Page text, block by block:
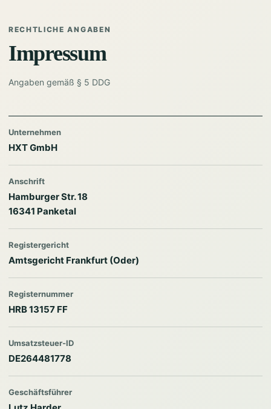
RECHTLICHE ANGABEN
Impressum
Angaben gemäß § 5 DDG
Unternehmen
HXT GmbH
Anschrift
Hamburger Str. 18
16341 Panketal
Registergericht
Amtsgericht Frankfurt (Oder)
Registernummer
HRB 13157 FF
Umsatzsteuer-ID
DE264481778
Geschäftsführer